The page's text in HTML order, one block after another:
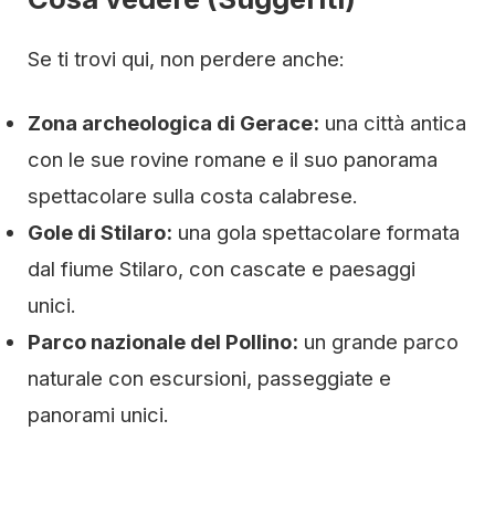
Se ti trovi qui, non perdere anche:
Zona archeologica di Gerace: una città antica
con le sue rovine romane e il suo panorama
spettacolare sulla costa calabrese.
Gole di Stilaro: una gola spettacolare formata
dal fiume Stilaro, con cascate e paesaggi
unici.
Parco nazionale del Pollino: un grande parco
naturale con escursioni, passeggiate e
panorami unici.